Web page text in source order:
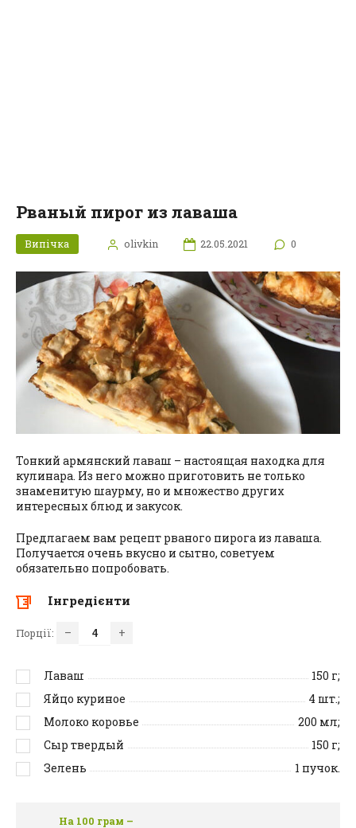
Рваный пирог из лаваша
Випічка olivkin 22.05.2021 0
Тонкий армянский лаваш – настоящая находка для
кулинара. Из него можно приготовить не только
знаменитую шаурму, но и множество других
интересных блюд и закусок.
Предлагаем вам рецепт рваного пирога из лаваша.
Получается очень вкусно и сытно, советуем
обязательно попробовать.
Інгредієнти
Порції: – +
Лаваш 150 г;
Яйцо куриное
4 шт.;
Молоко коровье
200 мл;
Сыр твердый
150 г;
Зелень
1 пучок.
На 100 грам –